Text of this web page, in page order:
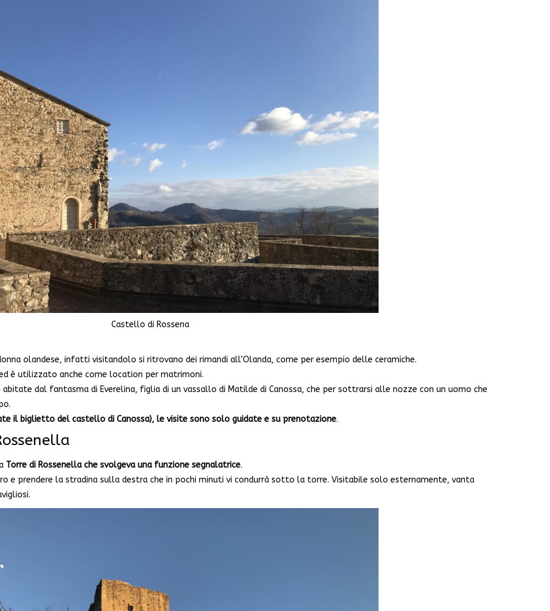
Castello di Rossena
olandese, infatti visitandolo si ritrovano dei rimandi all’Olanda, come per esempio delle ceramiche.
è utilizzato anche come location per matrimoni.
dal fantasma di Everelina, figlia di un vassallo di Matilde di Canossa, che per sottrarsi alle nozze con un uomo che
il biglietto del castello di Canossa), le visite sono solo guidate e su prenotazione.
Torre di Rossenella che svolgeva una funzione segnalatrice.
e prendere la stradina sulla destra che in pochi minuti vi condurrà sotto la torre. Visitabile solo esternamente, vanta